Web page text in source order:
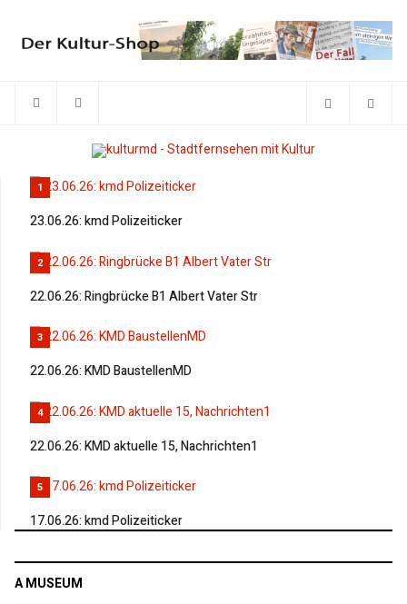
1
23.06.26: kmd Polizeiticker
2
22.06.26: Ringbrücke B1 Albert Vater Str
3
22.06.26: KMD BaustellenMD
4
22.06.26: KMD aktuelle 15, Nachrichten1
5
17.06.26: kmd Polizeiticker
A MUSEUM